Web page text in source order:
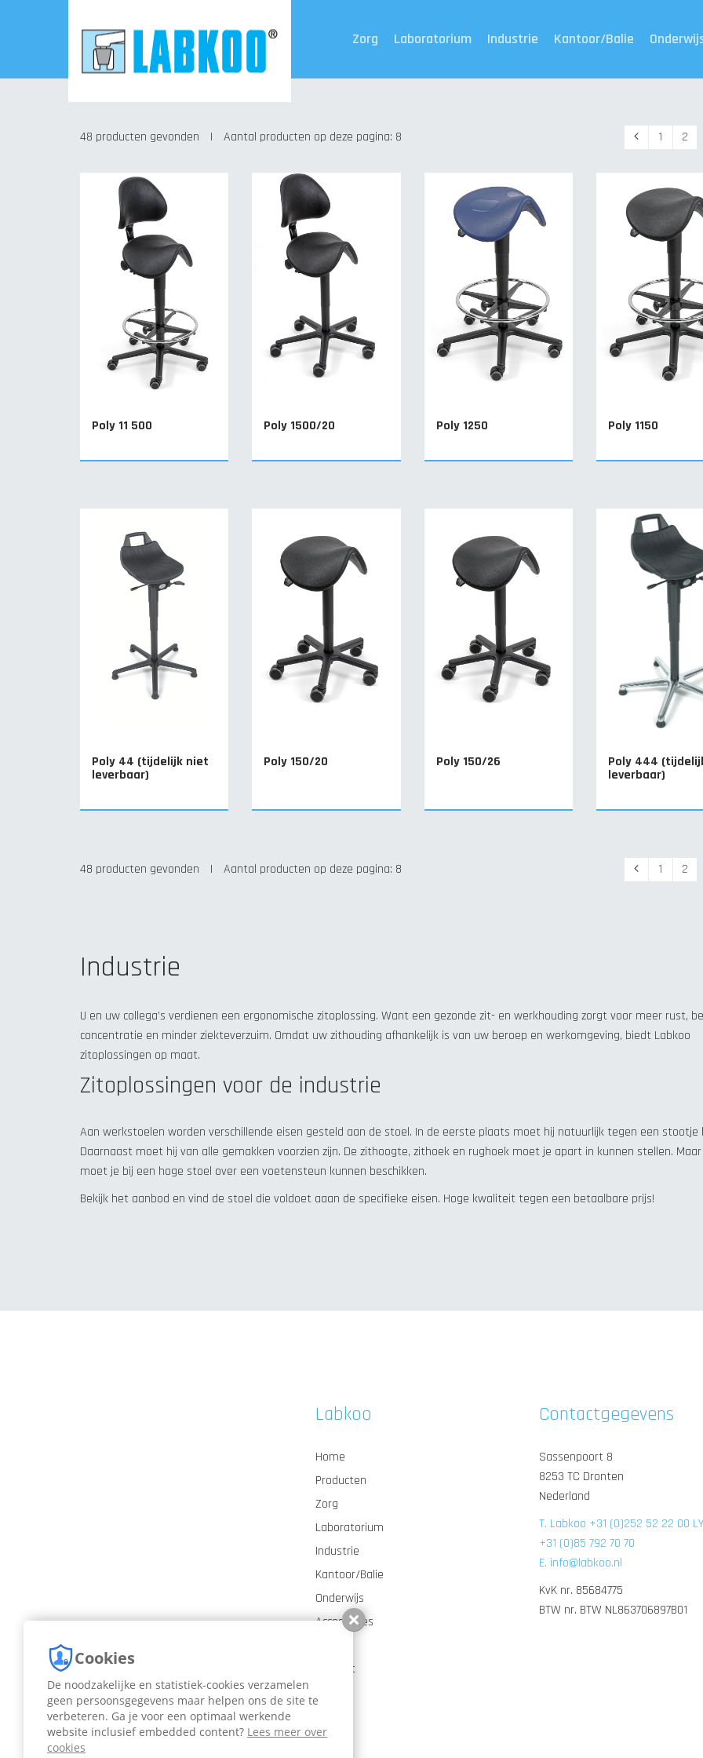
Zorg Laboratorium Industrie Kantoor/Balie
48 producten gevonden | Aantal producten op deze pagina: 8 Vorige1 2
Poly 11 500 Poly 1500/20 Poly 1250 Poly 1150
Poly 44 (tijdelijk niet
leverbaar)
Poly 150/20 Poly 150/26
Poly 444
leverbaar)
48 producten gevonden | Aantal producten op deze pagina: 8 Vorige1 2
Industrie
U en uw collega’s verdienen een ergonomische zitoplossing. Want een gezonde zit- en werkhouding zorgt voor meer rust,
concentratie en minder ziekteverzuim. Omdat uw zithouding afhankelijk is van uw beroep en werkomgeving, biedt Labkoo
zitoplossingen op maat.
Zitoplossingen voor de industrie
Aan werkstoelen worden verschillende eisen gesteld aan de stoel. In de eerste plaats moet hij natuurlijk tegen een stootje
Daarnaast moet hij van alle gemakken voorzien zijn. De zithoogte, zithoek en rughoek moet je apart in kunnen stellen.
moet je bij een hoge stoel over een voetensteun kunnen beschikken.
Bekijk het aanbod en vind de stoel die voldoet aaan de specifieke eisen. Hoge kwaliteit tegen een betaalbare prijs!
Labkoo
Home
Producten
Zorg
Laboratorium
Industrie
Kantoor/Balie
Onderwijs
Accessoires
Contact
Contactgegevens
Sassenpoort 8
8253 TC Dronten
Nederland
T. Labkoo +31 (0)252 52 22 00
+31 (0)85 792 70 70
E. info@labkoo.nl
KvK nr. 85684775
BTW nr. BTW NL863706897B01
Cookies
De noodzakelijke en statistiek-cookies verzamelen
geen persoonsgegevens maar helpen ons de site te
verbeteren. Ga je voor een optimaal werkende
website inclusief embedded content? Lees meer over
cookies
Sluiten